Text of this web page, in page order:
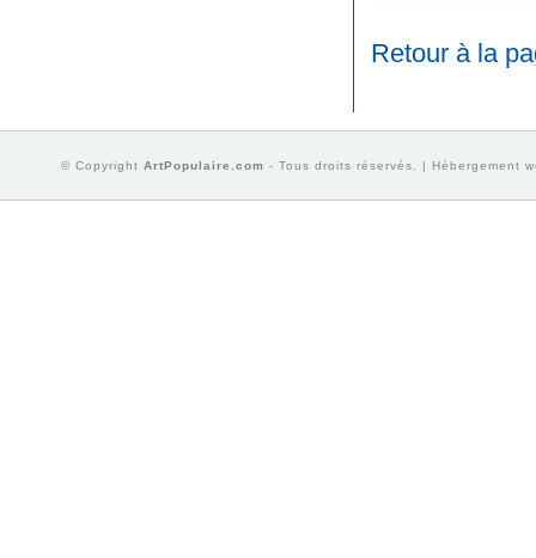
Retour à la
© Copyright ArtPopulaire.com - Tous droits réservés. | Hébergement